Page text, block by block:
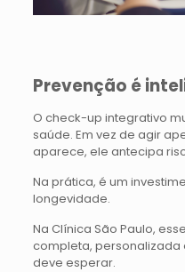
Prevenção é
O check-up integrativo
saúde. Em vez de agir
aparece, ele antecipa
Na prática, é um
longevidade.
Na Clínica São Paulo,
completa, personalizada
deve esperar.